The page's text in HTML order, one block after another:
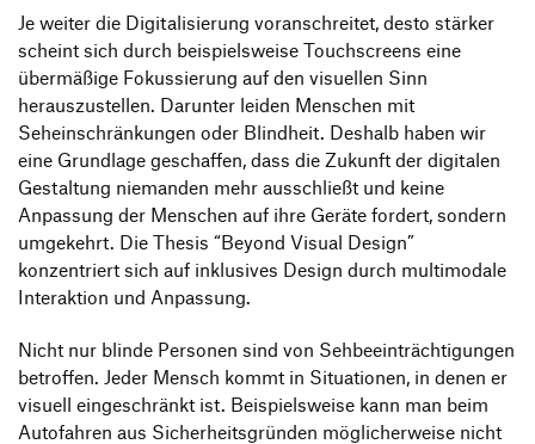
Je weiter die Digitalisierung voranschreitet, desto stärker
scheint sich durch beispielsweise Touchscreens eine
übermäßige Fokussierung auf den visuellen Sinn
herauszustellen. Darunter leiden Menschen mit
Seheinschränkungen oder Blindheit. Deshalb haben wir
eine Grundlage geschaffen, dass die Zukunft der digitalen
Gestaltung niemanden mehr ausschließt und keine
Anpassung der Menschen auf ihre Geräte fordert, sondern
umgekehrt. Die Thesis “Beyond Visual Design”
konzentriert sich auf inklusives Design durch multimodale
Interaktion und Anpassung.
Nicht nur blinde Personen sind von Sehbeeinträchtigungen
betroffen. Jeder Mensch kommt in Situationen, in denen er
visuell eingeschränkt ist. Beispielsweise kann man beim
Autofahren aus Sicherheitsgründen möglicherweise nicht